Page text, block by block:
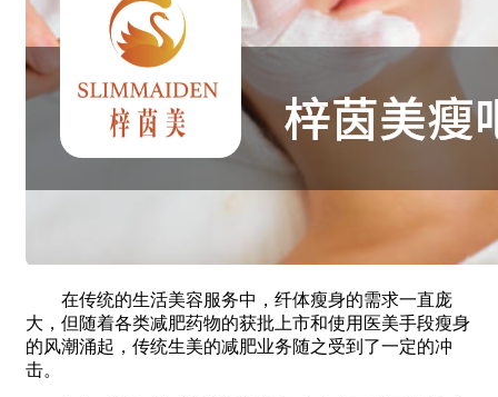
在传统的生活美容服务中，纤体瘦身的需求一直庞
大，但随着各类减肥药物的获批上市和使用医美手段瘦身
的风潮涌起，传统生美的减肥业务随之受到了一定的冲
击。